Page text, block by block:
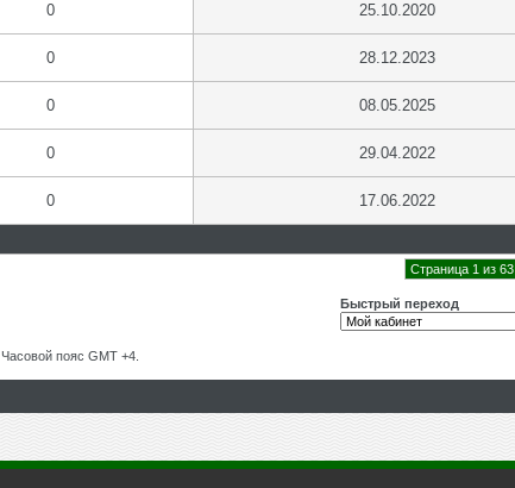
0 25.10.2020
0 28.12.2023
0 08.05.2025
0 29.04.2022
0 17.06.2022
Страница 1 из 63
Быстрый переход
. Часовой пояс GMT +4.